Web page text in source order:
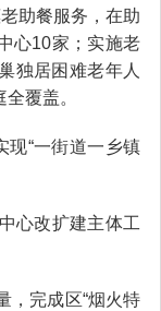
助餐服务，在助
心10家；实施老
独居困难老年人
覆盖。
“一街道一乡镇
心改扩建主体工
完成区“烟火特